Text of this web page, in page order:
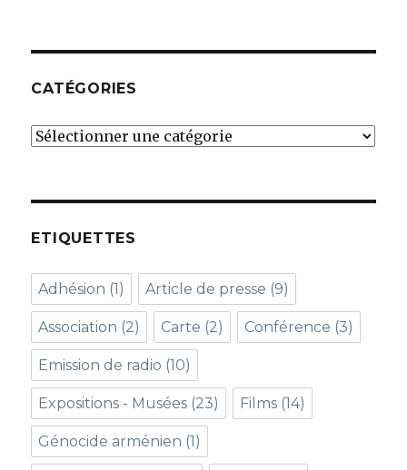
CATÉGORIES
Catégories
ETIQUETTES
Adhésion (1) Article de presse (9)
Association (2) Carte (2) Conférence (3)
Emission de radio (10)
Expositions - Musées (23) Films (14)
Génocide arménien (1)